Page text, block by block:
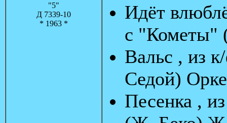
"5"
Д 7339-10
* 1963 *
Идёт
с "Кометы"
Вальс , из
Седой)
Песенка ,